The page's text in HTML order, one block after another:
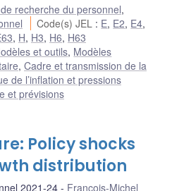
recherche du personnel,
Code(s) JEL : E, E2, E4,
, H, H3, H6, H63
et outils, Modèles
, Cadre et transmission de la
de l’inflation et pressions
et prévisions
Policy shocks
distribution
2021-24 Francois-Michel